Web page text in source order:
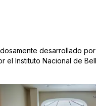
desarrollado
Instituto Nacional de